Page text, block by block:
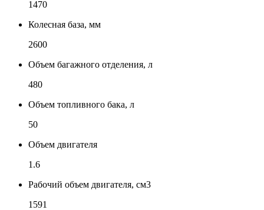
1470
Колесная база, мм
2600
Объем багажного отделения, л
480
Объем топливного бака, л
50
Объем двигателя
1.6
Рабочий объем двигателя, см3
1591